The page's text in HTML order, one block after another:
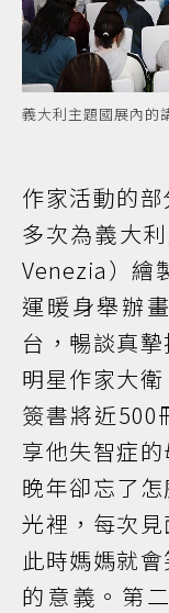
義大利主題國展內的
作家活動的
多次為義大
Venezia）繪
運暖身舉辦
台，暢談真
明星作家大
簽書將近500
享他失智症
晚年卻忘了
光裡，每次見
此時媽媽就
的意義。第